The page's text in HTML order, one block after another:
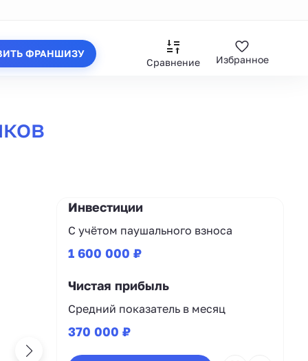
ФРАНШИЗУ
Сравнение Избранное
Инвестиции
С учётом паушального взноса
1 600 000 ₽
Чистая прибыль
Средний показатель в месяц
370 000 ₽